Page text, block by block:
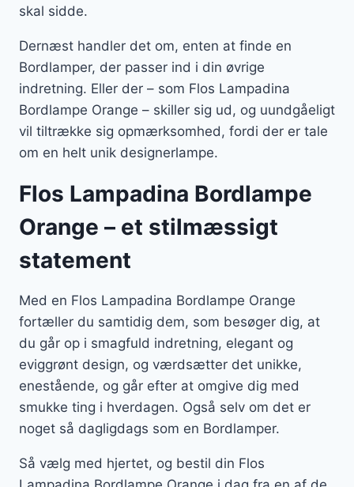
skal sidde.
Dernæst handler det om, enten at finde en
Bordlamper, der passer ind i din øvrige
indretning. Eller der – som Flos Lampadina
Bordlampe Orange – skiller sig ud, og uundgåeligt
vil tiltrække sig opmærksomhed, fordi der er tale
om en helt unik designerlampe.
Flos Lampadina Bordlampe
Orange – et stilmæssigt
statement
Med en Flos Lampadina Bordlampe Orange
fortæller du samtidig dem, som besøger dig, at
du går op i smagfuld indretning, elegant og
eviggrønt design, og værdsætter det unikke,
enestående, og går efter at omgive dig med
smukke ting i hverdagen. Også selv om det er
noget så dagligdags som en Bordlamper.
Så vælg med hjertet, og bestil din Flos